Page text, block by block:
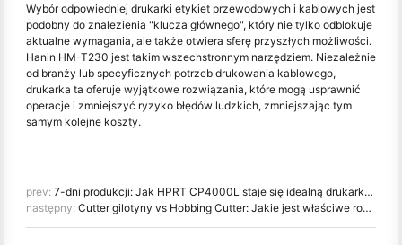
Wybór odpowiedniej drukarki etykiet przewodowych i kablowych jest
podobny do znalezienia "klucza głównego", który nie tylko odblokuje
aktualne wymagania, ale także otwiera sferę przyszłych możliwości.
Hanin HM-T230 jest takim wszechstronnym narzędziem. Niezależnie
od branży lub specyficznych potrzeb drukowania kablowego,
drukarka ta oferuje wyjątkowe rozwiązania, które mogą usprawnić
operacje i zmniejszyć ryzyko błędów ludzkich, zmniejszając tym
samym kolejne koszty.
prev: 7-dni produkcji: Jak HPRT CP4000L staje się idealną drukarką zdjęć dla rzemieślników
następny: Cutter gilotyny vs Hobbing Cutter: Jakie jest właściwe rozwiązanie do cięcia dla drukarki kodów kreskowych?